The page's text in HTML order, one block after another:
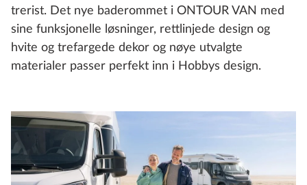
trerist. Det nye baderommet i ONTOUR VAN med
sine funksjonelle løsninger, rettlinjede design og
hvite og trefargede dekor og nøye utvalgte
materialer passer perfekt inn i Hobbys design.